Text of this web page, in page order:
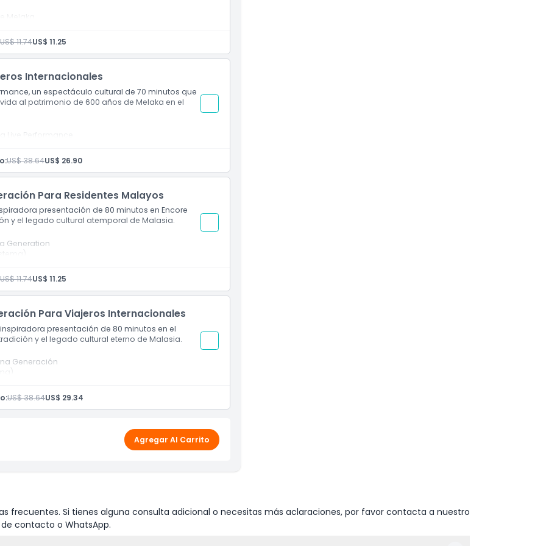
Melaka
Melaka
espectáculo
US$ 11.74US$ 11.25
Internacionales
un espectáculo cultural de 70 minutos que
al patrimonio de 600 años de Melaka en el
Performance
Melaka
espectáculo
US$ 38.64US$ 26.90
Para Residentes Malayos
presentación de 80 minutos en Encore
y el legado cultural atemporal de Malasia.
Generation
lugar
US$ 11.74US$ 11.25
Para Viajeros Internacionales
presentación de 80 minutos en el
y el legado cultural eterno de Malasia.
Generación
el lugar
US$ 38.64US$ 29.34
Agregar Al Carrito
frecuentes. Si tienes alguna consulta adicional o necesitas más aclaraciones, por favor contacta a nuestro
contacto o WhatsApp.